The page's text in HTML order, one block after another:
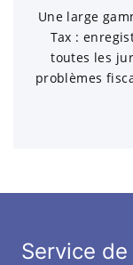
Une large
Tax :
toutes les
problèmes
Service